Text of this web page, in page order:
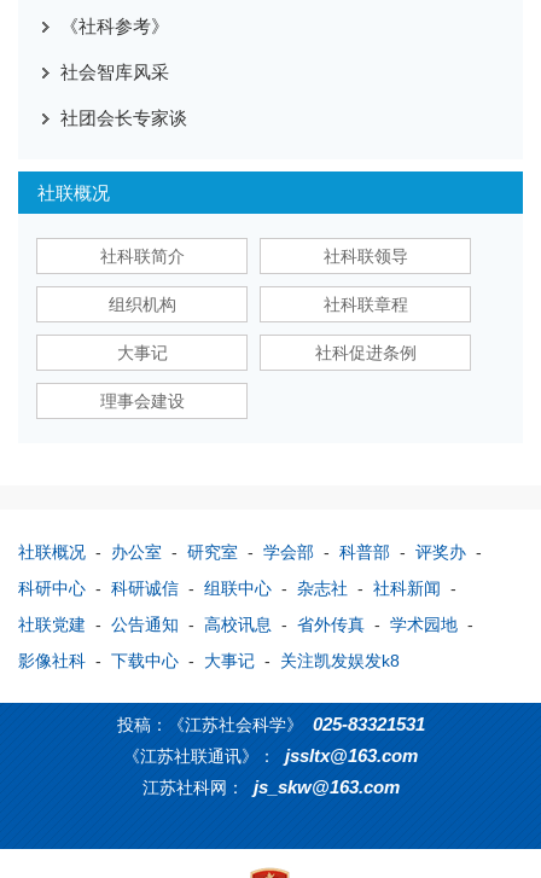
《社科参考》
社会智库风采
社团会长专家谈
社联概况
社科联简介 社科联领导
组织机构 社科联章程
大事记 社科促进条例
理事会建设
社联概况 - 办公室 - 研究室 - 学会部 - 科普部 - 评奖办 -
科研中心 - 科研诚信 - 组联中心 - 杂志社 - 社科新闻 -
社联党建 - 公告通知 - 高校讯息 - 省外传真 - 学术园地 -
影像社科 - 下载中心 - 大事记 - 关注凯发娱发k8
投稿：《江苏社会科学》 025-83321531
《江苏社联通讯》： jssltx@163.com
江苏社科网： js_skw@163.com